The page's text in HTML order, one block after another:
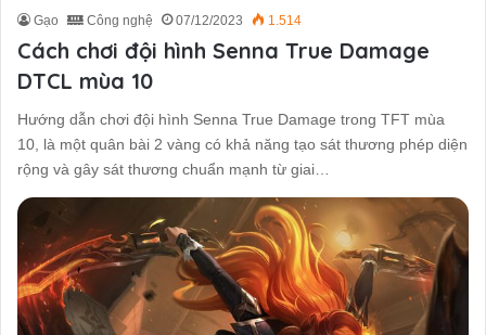
Gạo Công nghệ 07/12/2023 1.514
Cách chơi đội hình Senna True Damage
DTCL mùa 10
Hướng dẫn chơi đội hình Senna True Damage trong TFT mùa
10, là một quân bài 2 vàng có khả năng tạo sát thương phép diện
rộng và gây sát thương chuẩn mạnh từ giai…